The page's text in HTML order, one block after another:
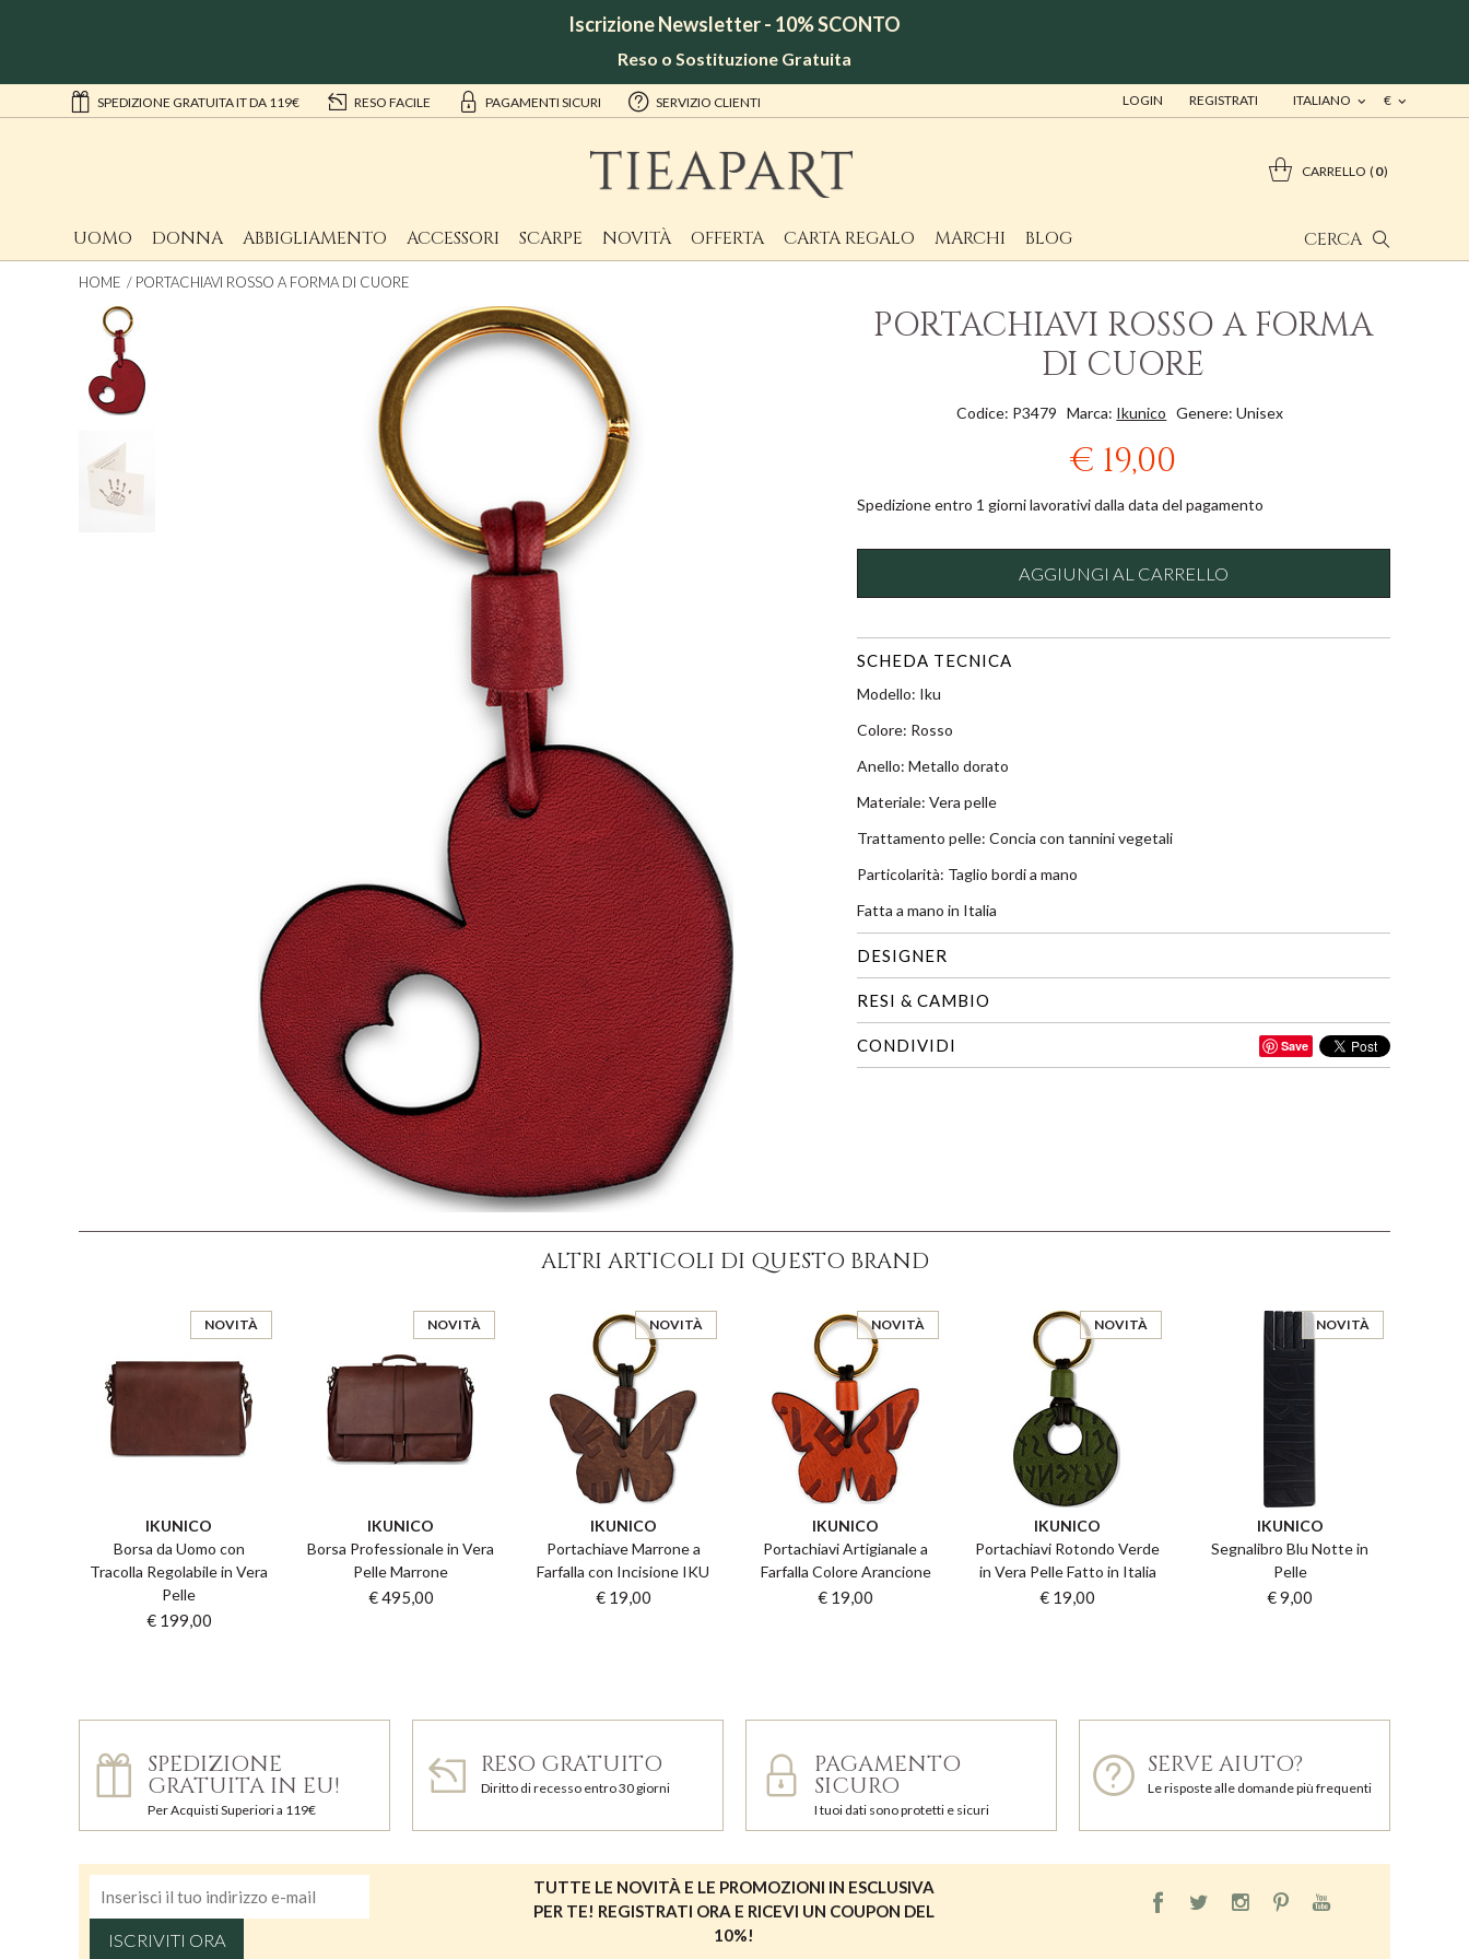
Iscrizione Newsletter - 10% SCONTO
Reso o Sostituzione Gratuita
SPEDIZIONE GRATUITA IT DA 119€ RESO FACILE PAGAMENTI SICURI SERVIZIO CLIENTI €
ITALIANO
LOGIN REGISTRATI
CERCA
CARRELLO 0
UOMO DONNA ABBIGLIAMENTO ACCESSORI SCARPE NOVITÀ OFFERTA CARTA REGALO MARCHI BLOG
HOME PORTACHIAVI ROSSO A FORMA DI CUORE
PORTACHIAVI ROSSO A FORMA
DI CUORE
Codice: P3479 Marca: Ikunico Genere: Unisex
€ 19,00
Spedizione entro 1 giorni lavorativi dalla data del pagamento
AGGIUNGI AL CARRELLO
SCHEDA TECNICA
Modello: Iku
Colore: Rosso
Anello: Metallo dorato
Materiale: Vera pelle
Trattamento pelle: Concia con tannini vegetali
Particolarità: Taglio bordi a mano
Fatta a mano in Italia
DESIGNER
RESI & CAMBIO
CONDIVIDI Save
ALTRI ARTICOLI DI QUESTO BRAND
NOVITÀ
IKUNICO
Borsa da Uomo con
Tracolla Regolabile in Vera
Pelle
€ 199,00
NOVITÀ
IKUNICO
Borsa Professionale in Vera
Pelle Marrone
€ 495,00
NOVITÀ
IKUNICO
Portachiave Marrone a
Farfalla con Incisione IKU
€ 19,00
NOVITÀ
IKUNICO
Portachiavi Artigianale a
Farfalla Colore Arancione
€ 19,00
NOVITÀ
IKUNICO
Portachiavi Rotondo Verde
in Vera Pelle Fatto in Italia
€ 19,00
NOVITÀ
IKUNICO
Segnalibro Blu Notte in
Pelle
€ 9,00
SPEDIZIONE
GRATUITA IN EU!
Per Acquisti Superiori a 119€
RESO GRATUITO
Diritto di recesso entro 30 giorni
PAGAMENTO
SICURO
I tuoi dati sono protetti e sicuri
SERVE AIUTO?
Le risposte alle domande più frequenti
ISCRIVITI ORA
TUTTE LE NOVITÀ E LE PROMOZIONI IN ESCLUSIVA
PER TE! REGISTRATI ORA E RICEVI UN COUPON DEL
10%!